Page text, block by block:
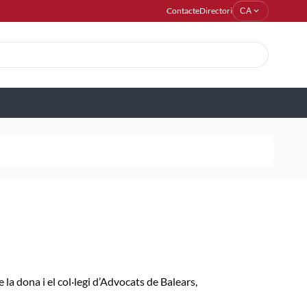
ContacteDirectori CA expand_more
dona i el col·legi d’Advocats de Balears,